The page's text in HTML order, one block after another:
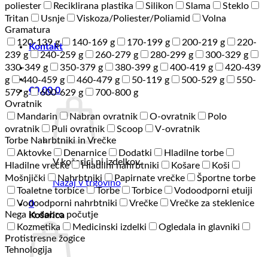
Kontakt
€0,00 0
V košarici ni izdelkov.
Nazaj v trgovino
0
Košarica
poliester
Reciklirana plastika Silikon Slama
Steklo
Tritan
Usnje Viskoza/Poliester/Poliamid
Volna
Gramatura
120-139 g
140-169 g 170-199 g 200-219 g
220-
239 g
240-259 g 260-279 g 280-299 g
300-329 g
330-349 g
350-379 g 380-399 g 400-419 g
420-439
g
440-459 g 460-479 g 50-119 g 500-529 g
550-
579 g
600-629 g
700-800 g
Ovratnik
Mandarin
Nabran ovratnik O-ovratnik
Polo
ovratnik
Puli ovratnik Scoop
V-ovratnik
Torbe Nahrbtniki in Vrečke
Aktovke
Denarnice Dodatki
Hladilne torbe
Hladilne vrečke
Hladilni nahrbtniki Košare
Koši
Mošnjički
Nahrbtniki Papirnate vrečke
Športne torbe
Toaletne torbice
Torbe Torbice
Vodoodporni etuiji
Vodoodporni nahrbtniki
Vrečke
Vrečke za steklenice
Nega in dobro počutje
Kozmetika
Medicinski izdelki
Ogledala in glavniki
Protistresne žogice
Tehnologija